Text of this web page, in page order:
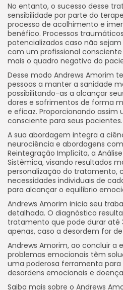
No entanto, o sucesso desse
sensibilidade por parte do
processo de acolhimento e
benéfico. Processos
potencializados caso não
com um profissional consciente
mais o quadro negativo do
Desse modo Andrews Amorim
pessoas a manter a sanidade
possibilitando-as a alcançar
dores e sofrimentos de forma
e eficaz. Proporcionando assim
consciente para seus pacientes.
A sua abordagem integra a
neurociência e abordagens
Reintegração Implícita, a
Sistêmica, visando resultados
personalização do tratamento,
necessidades individuais de
para alcançar o equilíbrio
Andrews Amorim inicia seu
detalhada. O diagnóstico
tratamento que pode durar até
apenas, caso a desordem for
Andrews Amorim, ao concluir a
problemas emocionais têm
uma poderosa ferramenta para
desordens emocionais e
Saiba mais sobre o Andrews